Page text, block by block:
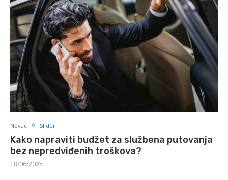
Novac Slider
Kako napraviti budžet za službena putovanja
bez nepredviđenih troškova?
18/06/2025